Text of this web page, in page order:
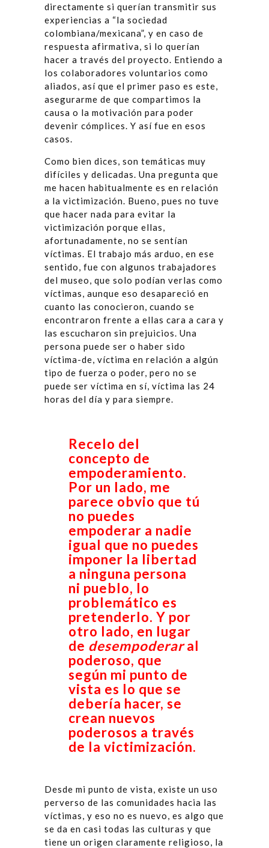
directamente si querían transmitir sus
experiencias a “la sociedad
colombiana/mexicana”, y en caso de
respuesta afirmativa, si lo querían
hacer a través del proyecto. Entiendo a
los colaboradores voluntarios como
aliados, así que el primer paso es este,
asegurarme de que compartimos la
causa o la motivación para poder
devenir cómplices. Y así fue en esos
casos.
Como bien dices, son temáticas muy
difíciles y delicadas. Una pregunta que
me hacen habitualmente es en relación
a la victimización. Bueno, pues no tuve
que hacer nada para evitar la
victimización porque ellas,
afortunadamente, no se sentían
víctimas. El trabajo más arduo, en ese
sentido, fue con algunos trabajadores
del museo, que solo podían verlas como
víctimas, aunque eso desapareció en
cuanto las conocieron, cuando se
encontraron frente a ellas cara a cara y
las escucharon sin prejuicios. Una
persona puede ser o haber sido
víctima-de, víctima en relación a algún
tipo de fuerza o poder, pero no se
puede ser víctima en sí, víctima las 24
horas del día y para siempre.
Recelo del
concepto de
empoderamiento.
Por un lado, me
parece obvio que tú
no puedes
empoderar a nadie
igual que no puedes
imponer la libertad
a ninguna persona
ni pueblo, lo
problemático es
pretenderlo. Y por
otro lado, en lugar
de desempoderaral
poderoso, que
según mi punto de
vista es lo que se
debería hacer, se
crean nuevos
poderosos a través
de la victimización.
Desde mi punto de vista, existe un uso
perverso de las comunidades hacia las
víctimas, y eso no es nuevo, es algo que
se da en casi todas las culturas y que
tiene un origen claramente religioso, la